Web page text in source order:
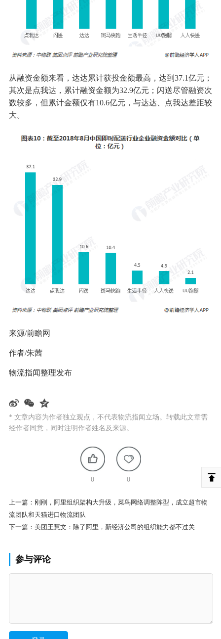
从融资金额来看，达达累计获投金额最高，达到37.1亿元；
其次是点我达，累计融资金额为32.9亿元；闪送尽管融资次
数较多，但累计金额仅有10.6亿元，与达达、点我达差距较
大。
来源/前瞻网
作者/朱茜
物流指闻整理发布
* 文章内容为作者独立观点，不代表物流指闻立场。转载此文章需
经作者同意，同时注明作者姓名及来源。
0 0
上一篇： 刚刚，阿里组织架构大升级，菜鸟网络调整阵型，成立超市物
流团队和天猫进口物流团队
下一篇： 美团王慧文：除了阿里，新经济公司的组织能力都不过关
参与评论